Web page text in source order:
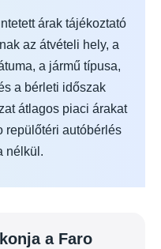
árak tájékoztató
az átvételi hely, a
a jármű típusa,
a bérleti időszak
átlagos piaci árakat
repülőtéri autóbérlés
nélkül.
a Faro